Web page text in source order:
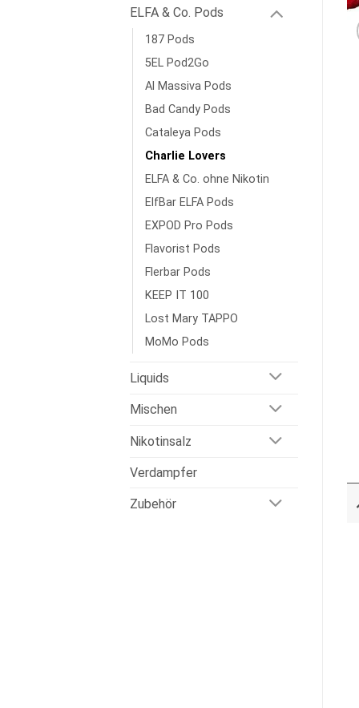
ELFA & Co. Pods
187 Pods
5EL Pod2Go
Al Massiva Pods
Bad Candy Pods
Cataleya Pods
Charlie Lovers
ELFA & Co. ohne Nikotin
ElfBar ELFA Pods
EXPOD Pro Pods
Flavorist Pods
Flerbar Pods
KEEP IT 100
Lost Mary TAPPO
MoMo Pods
Liquids
Mischen
Nikotinsalz
Verdampfer
Zubehör